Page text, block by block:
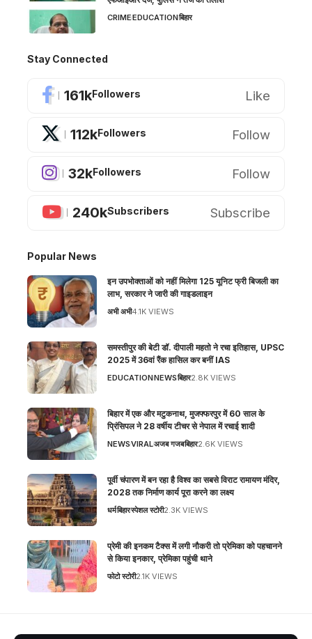
CRIMEEDUCATIONबिहार
Stay Connected
161kFollowers Like
112kFollowers Follow
32kFollowers Follow
240kSubscribers Subscribe
Popular News
इन उपभोक्ताओं को नहीं मिलेगा 125 यूनिट फ्री बिजली का
लाभ, सरकार ने जारी की गाइडलाइन
अभी अभी4.1K VIEWS
समस्तीपुर की बेटी डॉ. दीपाली महतो ने रचा इतिहास, UPSC
2025 में 36वां रैंक हासिल कर बनीं IAS
EDUCATIONNEWSबिहार2.8K VIEWS
बिहार में एक और मटुकनाथ, मुजफ्फरपुर में 60 साल के
प्रिंसिपल ने 28 वर्षीय टीचर से नेपाल में रचाई शादी
NEWSVIRALअजब गजबबिहार2.6K VIEWS
पूर्वी चंपारण में बन रहा है विश्व का सबसे विराट रामायण मंदिर,
2028 तक निर्माण कार्य पूरा करने का लक्ष्य
धर्मबिहारस्पेशल स्टोरी2.3K VIEWS
प्रेमी की इनकम टैक्स में लगी नौकरी तो प्रेमिका को पहचानने
से किया इनकार, प्रेमिका पहुंची थाने
फोटो स्टोरी2.1K VIEWS